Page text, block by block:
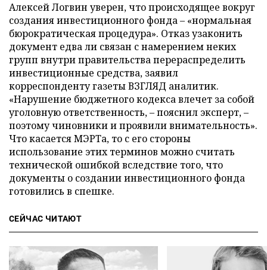
Алексей Логвин уверен, что происходящее вокруг
создания инвестиционного фонда – «нормальная
бюрократическая процедура». Отказ узаконить
документ едва ли связан с намерением неких
групп внутри правительства перераспределить
инвестиционные средства, заявил
корреспонденту газеты ВЗГЛЯД аналитик.
«Нарушение бюджетного кодекса влечет за собой
уголовную ответственность, – пояснил эксперт, –
поэтому чиновники и проявили внимательность».
Что касается МЭРТа, то с его стороны
использование этих терминов можно считать
технической ошибкой вследствие того, что
документы о создании инвестиционного фонда
готовились в спешке.
СЕЙЧАС ЧИТАЮТ